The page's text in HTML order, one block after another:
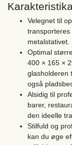
Velegnet til
metalstativet.
Optimal
400 × 165 ×
glasholderen
også
Alsidig til
barer,
den ideelle
Stilfuld og
kan du øge